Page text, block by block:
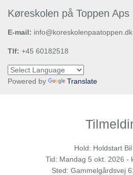
Køreskolen på Toppen Aps
E-mail: info@koreskolenpaatoppen.dk
Tlf: +45 60182518
Powered by Translate
Hold: Holdstart
Tid: Mandag 5 okt. 2026 -
Sted: Gammelgårdsvej